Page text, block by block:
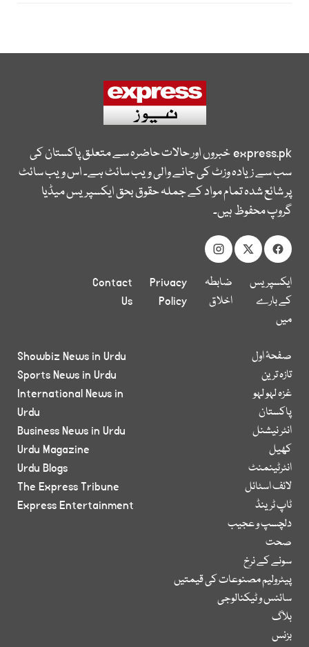
express.pkخبروں اور حالات حاضرہ سے متعلق پاکستان کی
سب سے زیادہ وزٹ کی جانے والی ویب سائٹ ہے۔ اس ویب سائٹ
پر شائع شدہ تمام مواد کے جملہ حقوق بحق ایکسپریس میڈیا
گروپ محفوظ ہیں۔
ایکسپریس
کے بارے
میں
ضابطہ
اخلاق
Privacy
Policy
Contact
Us
صفحۂ اول
تازہ ترین
غزہ لہو لہو
پاکستان
انٹر نیشنل
کھیل
انٹرٹینمنٹ
لائف اسٹائل
ٹاپ ٹرینڈ
دلچسپ و عجیب
صحت
سونے کے نرخ
پیٹرولیم مصنوعات کی قیمتیں
سائنس و ٹیکنالوجی
بلاگ
بزنس
Showbiz News in Urdu
Sports News in Urdu
International News in
Urdu
Business News in Urdu
Urdu Magazine
Urdu Blogs
The Express Tribune
Express Entertainment